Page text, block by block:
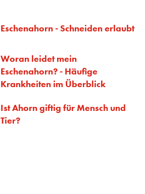
Eschenahorn - Schneiden erlaubt
Woran leidet mein
Eschenahorn? - Häufige
Krankheiten im Überblick
Ist Ahorn giftig für Mensch und
Tier?